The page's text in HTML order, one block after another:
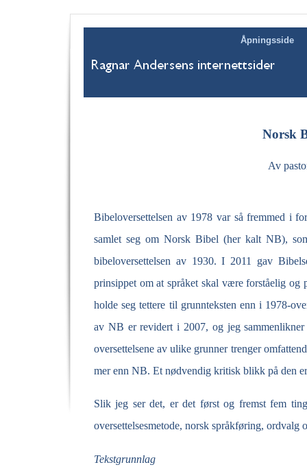
Åpningsside
Norsk
Av
Bibeloversettelsen av 1978 var så fremmed i
samlet seg om Norsk Bibel (her kalt NB),
bibeloversettelsen av 1930. I 2011 gav
prinsippet om at språket skal være forståelig og
holde seg tettere til grunnteksten enn i 1978-
av NB er revidert i 2007, og jeg
oversettelsene av ulike grunner trenger
mer enn NB. Et nødvendig kritisk blikk på den
Slik jeg ser det, er det først og fremst fem
oversettelsesmetode, norsk språkføring, ordvalg
Tekstgrunnlag